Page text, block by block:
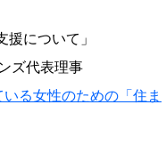
について」
ズ代表理事
る女性のための「住ま